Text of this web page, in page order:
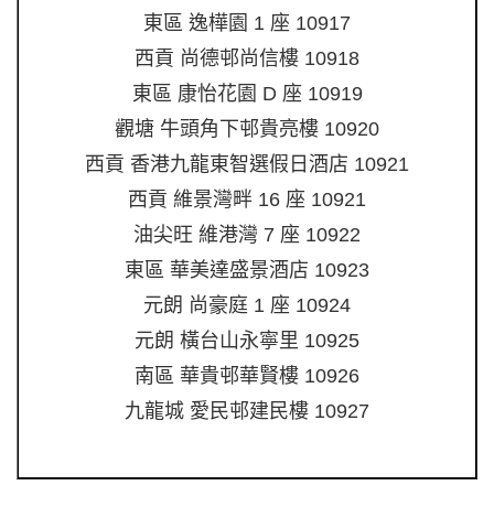
東區 逸樺園 1 座 10917
西貢 尚德邨尚信樓 10918
東區 康怡花園 D 座 10919
觀塘 牛頭角下邨貴亮樓 10920
西貢 香港九龍東智選假日酒店 10921
西貢 維景灣畔 16 座 10921
油尖旺 維港灣 7 座 10922
東區 華美達盛景酒店 10923
元朗 尚豪庭 1 座 10924
元朗 橫台山永寧里 10925
南區 華貴邨華賢樓 10926
九龍城 愛民邨建民樓 10927